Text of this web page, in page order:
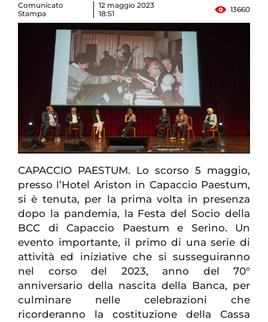
Comunicato
Stampa
12 maggio 2023
18:51
13660
CAPACCIO PAESTUM. Lo scorso 5 maggio,
presso l’Hotel Ariston in Capaccio Paestum,
si è tenuta, per la prima volta in presenza
dopo la pandemia, la Festa del Socio della
BCC di Capaccio Paestum e Serino. Un
evento importante, il primo di una serie di
attività ed iniziative che si susseguiranno
nel corso del 2023, anno del 70°
anniversario della nascita della Banca, per
culminare nelle celebrazioni che
ricorderanno la costituzione della Cassa